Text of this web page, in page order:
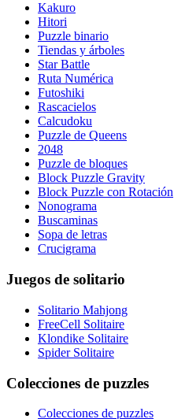
Kakuro
Hitori
Puzzle binario
Tiendas y árboles
Star Battle
Ruta Numérica
Futoshiki
Rascacielos
Calcudoku
Puzzle de Queens
2048
Puzzle de bloques
Block Puzzle Gravity
Block Puzzle con Rotación
Nonograma
Buscaminas
Sopa de letras
Crucigrama
Juegos de solitario
Solitario Mahjong
FreeCell Solitaire
Klondike Solitaire
Spider Solitaire
Colecciones de puzzles
Colecciones de puzzles